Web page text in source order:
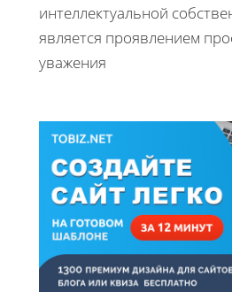
интеллектуальной
является проявлением
уважения